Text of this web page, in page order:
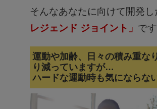
そんなあなたに向けて開発し
レジェンド ジョイント」 です
運動や加齢、日々の積み重な
り減っていますが…
ハードな運動時も気にならな